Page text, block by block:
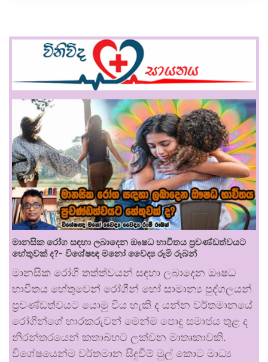
මානසික රෝග සඳහා ලබාදෙන ඖෂධ භාවිතය ප්‍රචණ්ඩත්වයට
හේතුවක් ද?- විශේෂඥ මනෝ වෛද්‍ය රූමි රූබන්
මානසික රෝගී තත්ත්වයන් සඳහා ලබාදෙන ඖෂධ
භාවිතය හේතුවෙන් රෝගීන් හෝ සාමාන්‍ය පුද්ගලයන්
ප්‍රචණ්ඩත්වයට යොමු විය හැකි ද යන්න වර්තමානයේ
රෝගීන්ගේ භාරකරුවන් මෙන්ම පොදු සමාජය තුළ ද
නිරන්තරයෙන් කතාබහට ලක්වන මාතෘකාවකි.
විශේෂයෙන්ම වර්තමාන සිදුවීම් මුල් කොට මාධ්‍ය